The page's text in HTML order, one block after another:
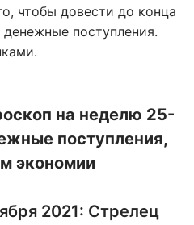
чтобы довести до конца
поступления.
на неделю 25-
поступления,
экономии
2021: Стрелец